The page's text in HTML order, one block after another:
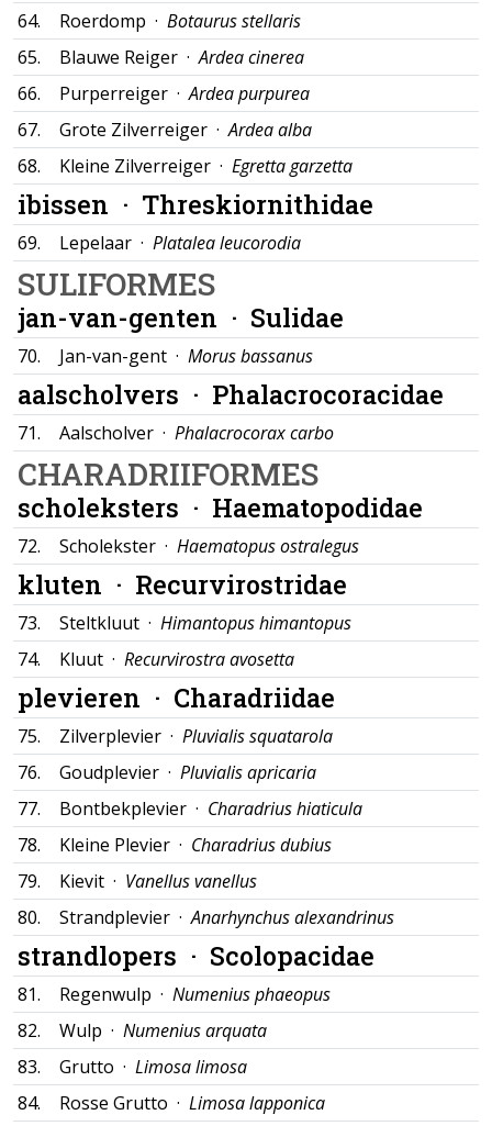
64. Roerdomp · Botaurus stellaris
65.
Blauwe Reiger ·Ardea cinerea
66.
Purperreiger ·Ardea purpurea
67.
Grote Zilverreiger ·Ardea alba
68.
Kleine Zilverreiger · Egretta garzetta
ibissen · Threskiornithidae
69. Lepelaar · Platalea leucorodia
SULIFORMES
jan-van-genten · Sulidae
70. Jan-van-gent · Morus bassanus
aalscholvers · Phalacrocoracidae
71. Aalscholver · Phalacrocorax carbo
CHARADRIIFORMES
scholeksters · Haematopodidae
72. Scholekster · Haematopus ostralegus
kluten · Recurvirostridae
73. Steltkluut · Himantopus himantopus
74.
Kluut · Recurvirostra avosetta
plevieren · Charadriidae
75. Zilverplevier · Pluvialis squatarola
76.
Goudplevier · Pluvialis apricaria
77.
Bontbekplevier · Charadrius hiaticula
78.
Kleine Plevier · Charadrius dubius
79.
Kievit · Vanellus vanellus
80.
Strandplevier ·Anarhynchus alexandrinus
strandlopers · Scolopacidae
81. Regenwulp · Numenius phaeopus
82.
Wulp · Numenius arquata
83.
Grutto · Limosa limosa
84.
Rosse Grutto · Limosa lapponica